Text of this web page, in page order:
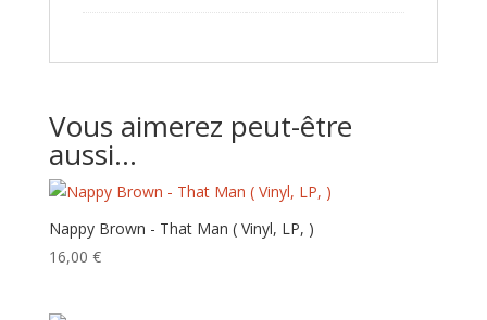
Vous aimerez peut-être
aussi…
Nappy Brown ‎- That Man ( Vinyl, LP, )
16,00 €